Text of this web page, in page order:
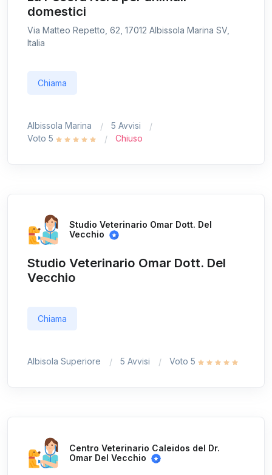
domestici
Via Matteo Repetto, 62, 17012 Albissola Marina SV,
Italia
Chiama
Albissola Marina
5 Avvisi
Voto 5
Chiuso
Studio Veterinario Omar Dott. Del
Vecchio
Studio Veterinario Omar Dott. Del
Vecchio
Chiama
Albisola Superiore 5 Avvisi Voto 5
Centro Veterinario Caleidos del Dr.
Omar Del Vecchio